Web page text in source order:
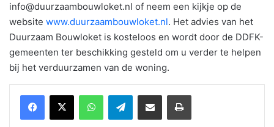
info@duurzaambouwloket.nl of neem een kijkje op de
website www.duurzaambouwloket.nl. Het advies van het
Duurzaam Bouwloket is kosteloos en wordt door de DDFK-
gemeenten ter beschikking gesteld om u verder te helpen
bij het verduurzamen van de woning.
WhatsAppTelegramDelen via Email Print